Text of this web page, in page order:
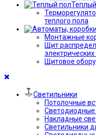
теплого пола
Монтажные
Щит
Щитовое
Светильники
Потолочные
Светодиодные
Накладные
Светильники